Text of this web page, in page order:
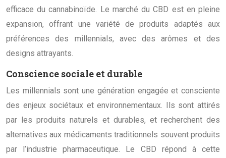
efficace du cannabinoïde. Le marché du CBD est en pleine
expansion, offrant une variété de produits adaptés aux
préférences des millennials, avec des arômes et des
designs attrayants.
Conscience sociale et durable
Les millennials sont une génération engagée et consciente
des enjeux sociétaux et environnementaux. Ils sont attirés
par les produits naturels et durables, et recherchent des
alternatives aux médicaments traditionnels souvent produits
par l’industrie pharmaceutique. Le CBD répond à cette